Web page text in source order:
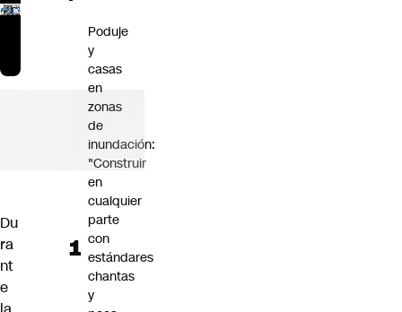
Du
ra
nt
e
Poduje
y
casas
en
zonas
de
inundación:
"Construir
en
cualquier
parte
con
estándares
chantas
y